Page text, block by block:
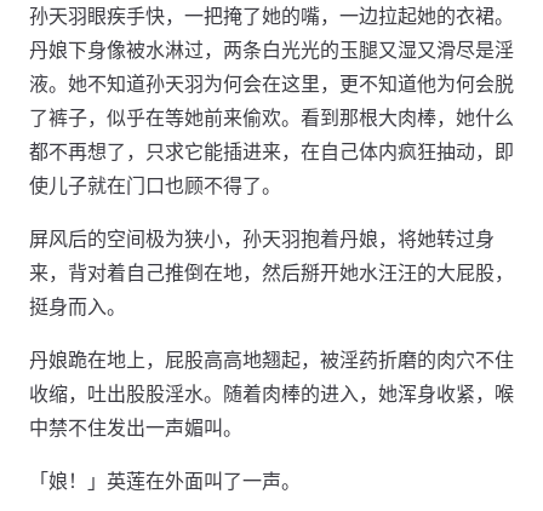
孙天羽眼疾手快，一把掩了她的嘴，一边拉起她的衣裙。
丹娘下身像被水淋过，两条白光光的玉腿又湿又滑尽是淫
液。她不知道孙天羽为何会在这里，更不知道他为何会脱
了裤子，似乎在等她前来偷欢。看到那根大肉棒，她什么
都不再想了，只求它能插进来，在自己体内疯狂抽动，即
使儿子就在门口也顾不得了。
屏风后的空间极为狭小，孙天羽抱着丹娘，将她转过身
来，背对着自己推倒在地，然后掰开她水汪汪的大屁股，
挺身而入。
丹娘跪在地上，屁股高高地翘起，被淫药折磨的肉穴不住
收缩，吐出股股淫水。随着肉棒的进入，她浑身收紧，喉
中禁不住发出一声媚叫。
「娘！」英莲在外面叫了一声。